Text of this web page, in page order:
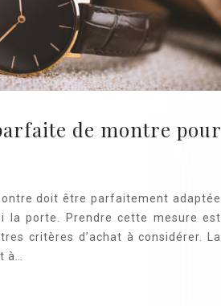
de montre pour
doit être parfaitement adaptée
la porte. Prendre cette mesure est
critères d’achat à considérer. La
à…